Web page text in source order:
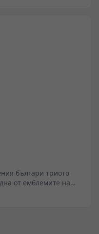
българи триото
от емблемите на
фолклора ни като